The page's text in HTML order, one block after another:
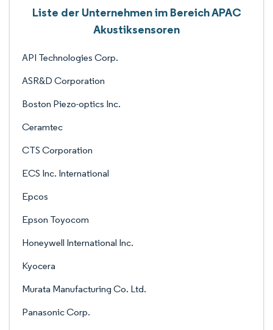
Liste der Unternehmen im Bereich APAC
Akustiksensoren
API Technologies Corp.
ASR&D Corporation
Boston Piezo-optics Inc.
Ceramtec
CTS Corporation
ECS Inc. International
Epcos
Epson Toyocom
Honeywell International Inc.
Kyocera
Murata Manufacturing Co. Ltd.
Panasonic Corp.